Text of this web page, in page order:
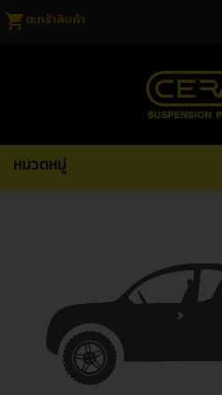
shopping_cart ตะกร้าสินค้า
หมวดหมู่